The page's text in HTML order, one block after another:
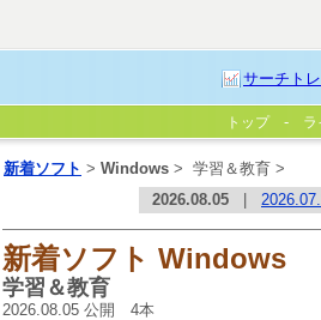
サーチトレ
トップ ラ
新着ソフト > Windows > 学習＆教育 >
2026.08.05
新着ソフト Windows
学習＆教育
2026.08.05 公開 4本